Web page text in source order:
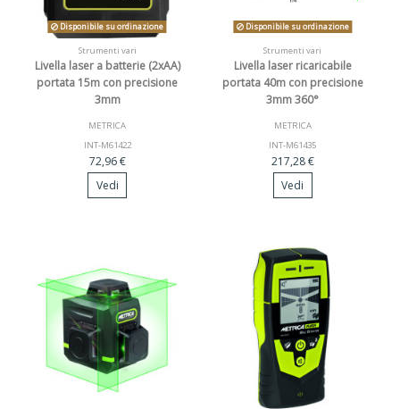
Disponibile su ordinazione
Strumenti vari
Livella laser a batterie (2xAA)
portata 15m con precisione
3mm
METRICA
INT-M61422
72,96 €
Vedi
Disponibile su ordinazione
Strumenti vari
Livella laser ricaricabile
portata 40m con precisione
3mm 360°
METRICA
INT-M61435
217,28 €
Vedi